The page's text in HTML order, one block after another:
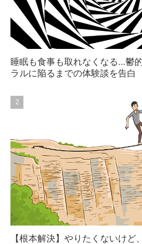
睡眠も食事も取れなくなる...鬱
ラルに陥るまでの体験談を告白
【根本解決】やりたくないけど